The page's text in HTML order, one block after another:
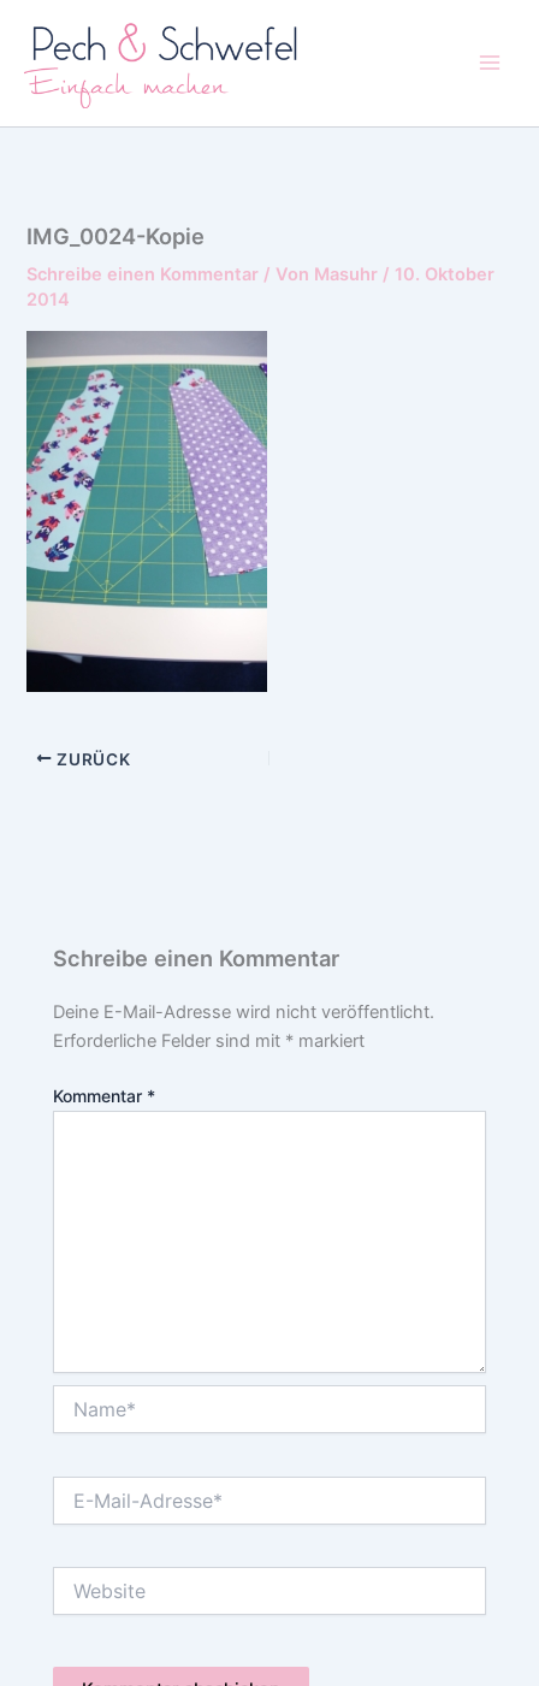
Inhalt
springen
IMG_0024-Kopie
Schreibe einen Kommentar / Von Masuhr / 10. Oktober
2014
ZURÜCK
Schreibe einen Kommentar
Deine E-Mail-Adresse wird nicht veröffentlicht.
Erforderliche Felder sind mit * markiert
Kommentar *
Mail-